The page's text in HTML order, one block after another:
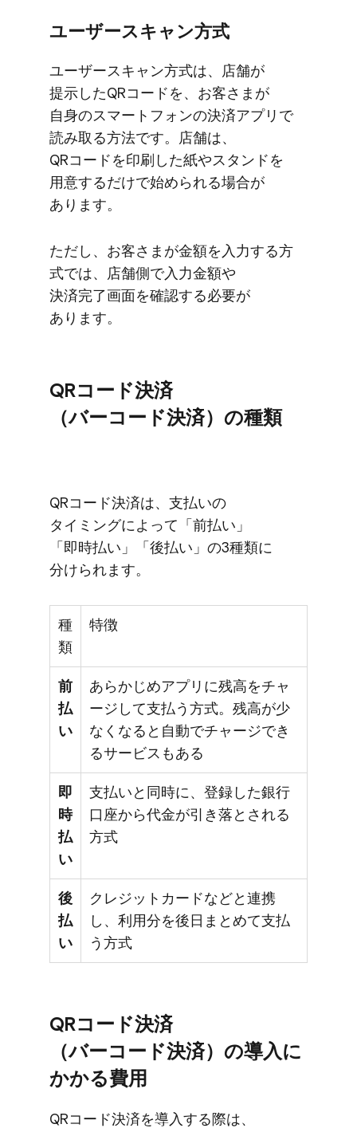
ユーザースキャン方​式
ユーザースキャン方​式は、​店舗が​
提示した​QRコードを、​お客さまが​
自身の​スマートフォンの​決済アプリで​
読み取る​方​法です。​店舗は、​
QRコードを​印刷した​紙や​スタンドを​
用意するだけで​始められる​場合が​
あります。
ただし、​お客さまが​金額を​入力する​方​
式では、​店舗側で​入力金額や​
決済完了画面を​確認する​必要が​
あります。
QRコード決済​
（バーコード決済）の​種類
QRコード決済は、​支払いの​
タイミングに​よって​「前払い」​
「即時払い」​「後払い」の​3種類に​
分けられます。
種
類
特徴
前
払
い
あらかじめアプリに残高をチャ
ージして支払う方式。残高が少
なくなると自動でチャージでき
るサービスもある
即
時
払
い
支払いと同時に、登録した銀行
口座から代金が引き落とされる
方式
後
払
い
クレジットカードなどと連携
し、利用分を後日まとめて支払
う方式
QRコード決済​
（バーコード決済）の​導入に​
かかる​費用
QRコード決済を​導入する​際は、​